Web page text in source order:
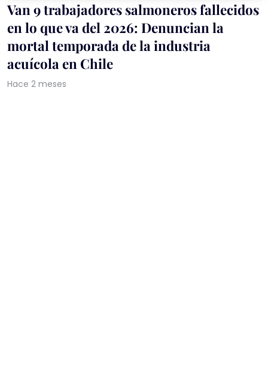
Van 9 trabajadores salmoneros fallecidos
en lo que va del 2026: Denuncian la
mortal temporada de la industria
acuícola en Chile
Hace 2 meses